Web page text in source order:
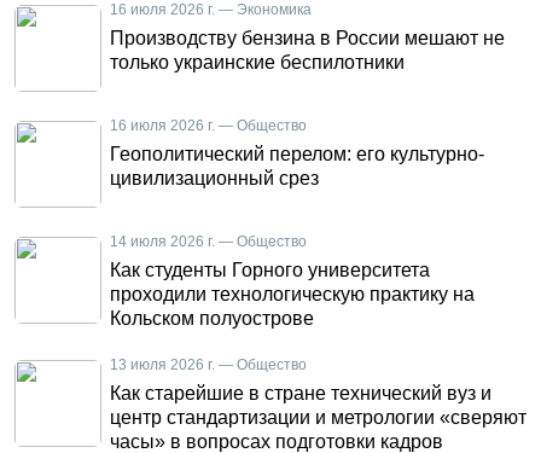
16 июля 2026 г. — Экономика
Производству бензина в России мешают не
только украинские беспилотники
16 июля 2026 г. — Общество
Геополитический перелом: его культурно-
цивилизационный срез
14 июля 2026 г. — Общество
Как студенты Горного университета
проходили технологическую практику на
Кольском полуострове
13 июля 2026 г. — Общество
Как старейшие в стране технический вуз и
центр стандартизации и метрологии «сверяют
часы» в вопросах подготовки кадров